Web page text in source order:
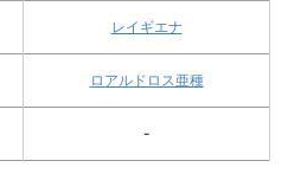
レイギエナ
ロアルドロス亜種
-